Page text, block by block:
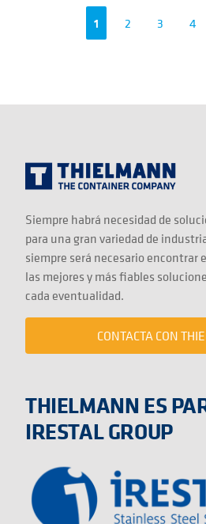
1 2 3 4
Siempre habrá necesidad de
para una gran variedad de
siempre será necesario encontrar
las mejores y más fiables
cada eventualidad.
CONTACTA CON
THIELMANN ES
IRESTAL GROUP